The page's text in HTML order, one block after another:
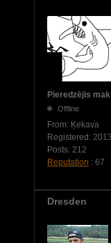
Pieredzējis
Offline
From: Ķekava
Registered:
Posts: 212
Reputation : 67
Dresden